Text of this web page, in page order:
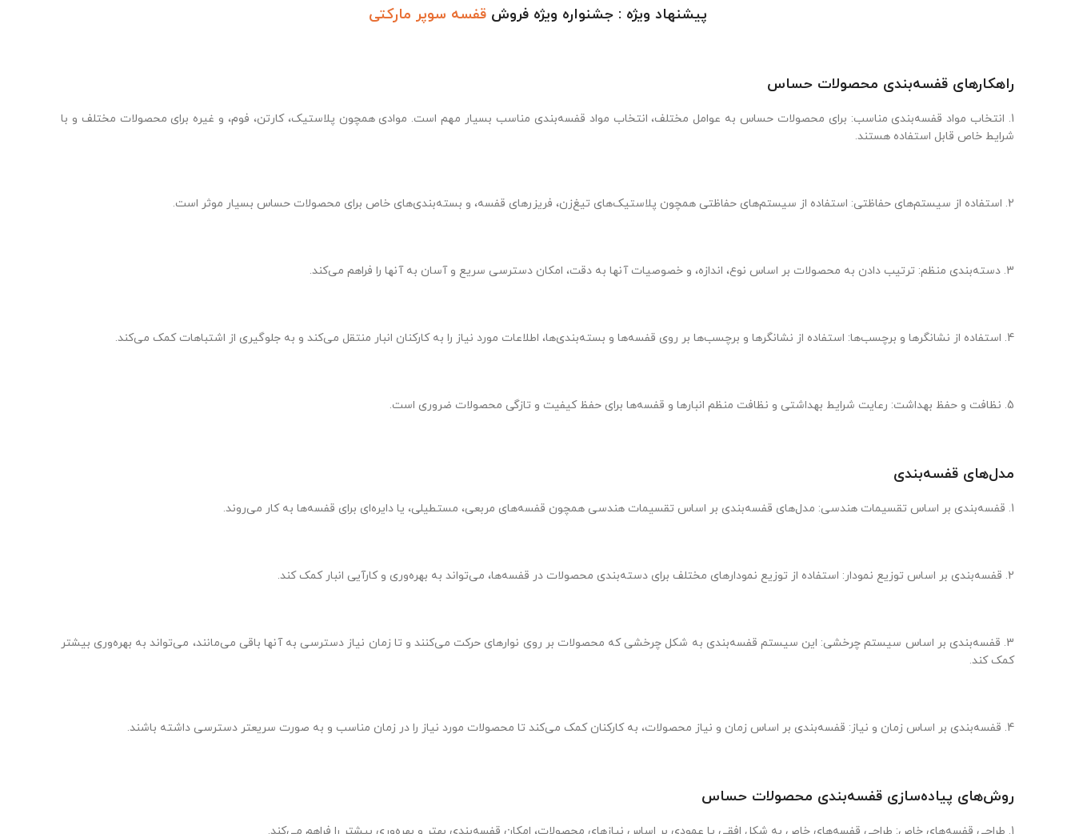
پیشنهاد ویژه : جشنواره ویژه فروشقفسه سوپر مارکتی
راهکارهای قفسه‌بندی محصولات حساس
1. انتخاب مواد قفسه‌بندی مناسب: برای محصولات حساس به عوامل مختلف، انتخاب مواد قفسه‌بندی مناسب بسیار مهم است. موادی همچون پلاستیک، کارتن، فوم، و غیره برای محصولات مختلف و با
شرایط خاص قابل استفاده هستند.
2. استفاده از سیستم‌های حفاظتی: استفاده از سیستم‌های حفاظتی همچون پلاستیک‌های تیغ‌زن، فریزرهای قفسه، و بسته‌بندی‌های خاص برای محصولات حساس بسیار موثر است.
3. دسته‌بندی منظم: ترتیب دادن به محصولات بر اساس نوع، اندازه، و خصوصیات آنها به دقت، امکان دسترسی سریع و آسان به آنها را فراهم می‌کند.
4. استفاده از نشانگرها و برچسب‌ها: استفاده از نشانگرها و برچسب‌ها بر روی قفسه‌ها و بسته‌بندی‌ها، اطلاعات مورد نیاز را به کارکنان انبار منتقل می‌کند و به جلوگیری از اشتباهات کمک می‌کند.
5. نظافت و حفظ بهداشت: رعایت شرایط بهداشتی و نظافت منظم انبارها و قفسه‌ها برای حفظ کیفیت و تازگی محصولات ضروری است.
مدل‌های قفسه‌بندی
1. قفسه‌بندی بر اساس تقسیمات هندسی: مدل‌های قفسه‌بندی بر اساس تقسیمات هندسی همچون قفسه‌های مربعی، مستطیلی، یا دایره‌ای برای قفسه‌ها به کار می‌روند.
2. قفسه‌بندی بر اساس توزیع نمودار: استفاده از توزیع نمودارهای مختلف برای دسته‌بندی محصولات در قفسه‌ها، می‌تواند به بهره‌وری و کارآیی انبار کمک کند.
3. قفسه‌بندی بر اساس سیستم چرخشی: این سیستم قفسه‌بندی به شکل چرخشی که محصولات بر روی نوارهای حرکت می‌کنند و تا زمان نیاز دسترسی به آنها باقی می‌مانند، می‌تواند به بهره‌وری بیشتر
کمک کند.
4. قفسه‌بندی بر اساس زمان و نیاز: قفسه‌بندی بر اساس زمان و نیاز محصولات، به کارکنان کمک می‌کند تا محصولات مورد نیاز را در زمان مناسب و به صورت سریعتر دسترسی داشته باشند.
روش‌های پیاده‌سازی قفسه‌بندی محصولات حساس